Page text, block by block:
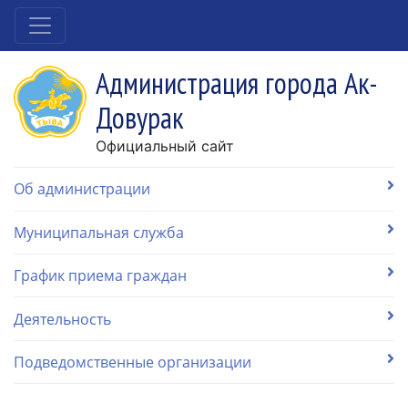
Администрация города Ак-
Довурак
Официальный сайт
Об администрации
Муниципальная служба
График приема граждан
Деятельность
Подведомственные организации